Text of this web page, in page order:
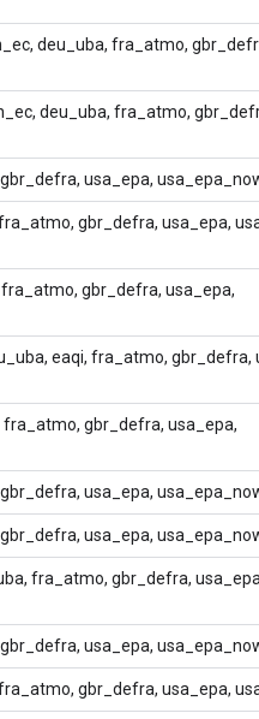
deu_uba, fra_atmo,
deu_uba, fra_atmo,
usa_epa,
gbr_defra, usa_epa,
gbr_defra, usa_epa,
eaqi, fra_atmo, gbr_defra,
fra_atmo, gbr_defra, usa_epa,
usa_epa,
usa_epa,
fra_atmo, gbr_defra,
usa_epa,
gbr_defra, usa_epa,